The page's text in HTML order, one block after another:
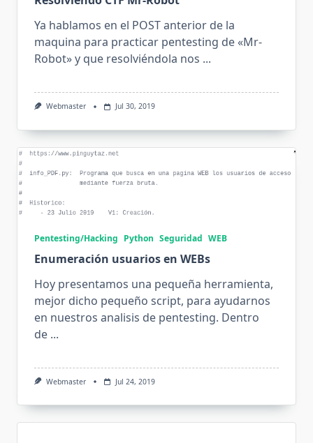
Ya hablamos en el POST anterior de la
maquina para practicar pentesting de «Mr-
Robot» y que resolviéndola nos ...
Webmaster Jul 30, 2019
Pentesting/Hacking Python Seguridad WEB
Enumeración usuarios en WEBs
Hoy presentamos una pequeña herramienta,
mejor dicho pequeño script, para ayudarnos
en nuestros analisis de pentesting. Dentro
de ...
Webmaster Jul 24, 2019